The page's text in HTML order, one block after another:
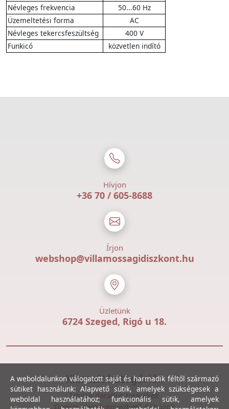
Névleges frekvencia
50...60 Hz
Üzemeltetési forma
AC
Névleges tekercsfeszültség
400 V
Funkicó
közvetlen indító
Hívjon
+36 70 / 605-8688
Írjon
webshop@villamossagidiszkont.hu
Üzletünk
6724 Szeged, Rigó u 18.
Kiemelt kategóriák
Utolsó darabos termékek
Gewiss szerelvényezhető dobozok
A weboldalunkon válogatott saját és harmadik féltől származó
sütiket használunk: Alapvető sütik, amelyek szükségesek a
weboldal használatához; funkcionális sütik, amelyek